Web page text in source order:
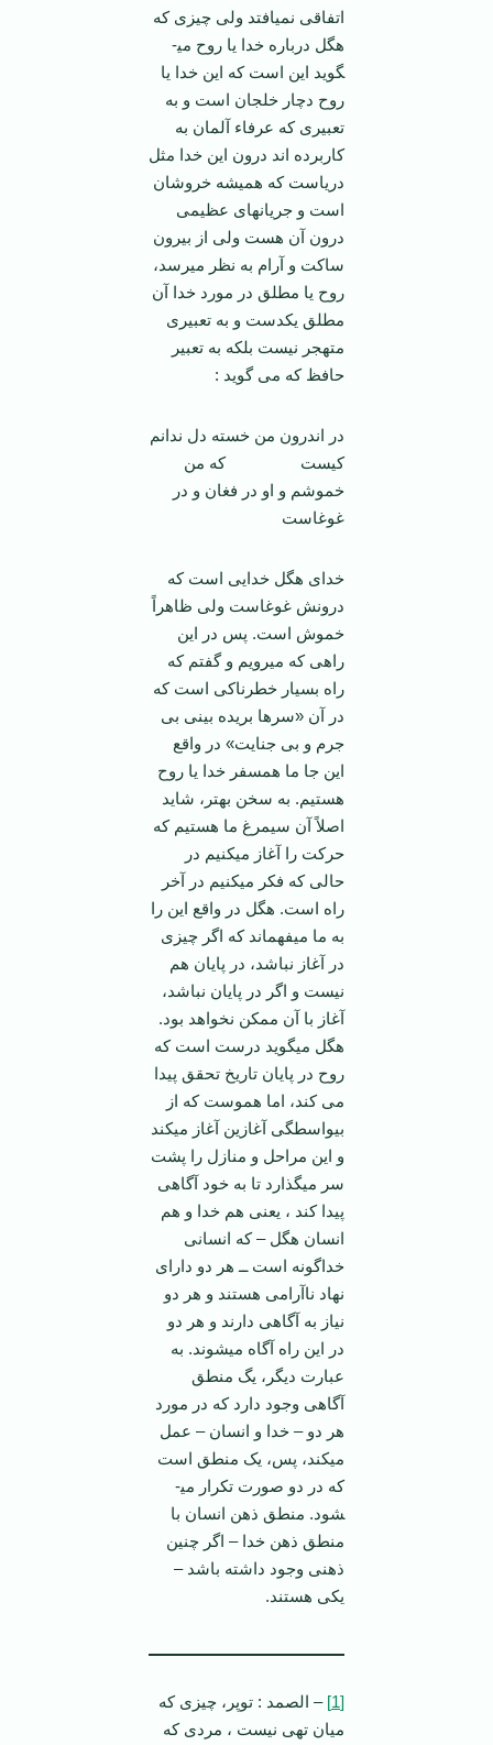
اتفاقی نمی­افتد ولی چیزی که
هگل درباره خدا یا روح می­
گوید این است که این خدا یا
روح دچار خلجان است و به
تعبیری که عرفاء آلمان به
کاربرده اند درون این خدا مثل
دریاست که همیشه خروشان
است و جریانهای عظیمی
درون آن هست ولی از بیرون
ساکت و آرام به نظر می­رسد،
روح یا مطلق در مورد خدا آن
مطلق یکدست و به تعبیری
متهجر نیست بلکه به تعبیر
حافظ که می گوید :
در اندرون من خسته دل ندانم
کیست که من
خموشم و او در فغان و در
غوغاست
خدای هگل خدایی است که
درونش غوغاست ولی ظاهراً
خموش است. پس در این
راهی که می­رویم و گفتم که
راه بسیار خطرناکی است که
در آن «سرها بریده بینی بی
جرم و بی جنایت» در واقع
این جا ما همسفر خدا یا روح
هستیم. به سخن بهتر، شاید
اصلاً آن سیمرغ ما هستیم که
حرکت را آغاز می­کنیم در
حالی که فکر می­کنیم در آخر
راه است. هگل در واقع این را
به ما می­فهماند که اگر چیزی
در آغاز نباشد، در پایان هم
نیست و اگر در پایان نباشد،
آغاز با آن ممکن نخواهد بود.
هگل می­گوید درست است که
روح در پایان تاریخ تحقق پیدا
می کند، اما هموست که از
بیواسطگی آغازین آغاز می­کند
و این مراحل و منازل را پشت
سر می­گذارد تا به خود آگاهی
پیدا کند ، یعنی هم خدا و هم
انسان هگل – که انسانی
خداگونه است ــ هر دو دارای
نهاد ناآرامی هستند و هر دو
نیاز به آگاهی دارند و هر دو
در این راه آگاه می­شوند. به
عبارت دیگر، یگ منطق
آگاهی وجود دارد که در مورد
هر دو – خدا و انسان – عمل
می­کند، پس، یک منطق است
که در دو صورت تکرار می­
شود. منطق ذهن انسان با
منطق ذهن خدا – اگر چنین
ذهنی وجود داشته باشد –
یکی هستند.
[1]
– الصمد : توپر، چیزی که
میان تهی نیست ، مردی که